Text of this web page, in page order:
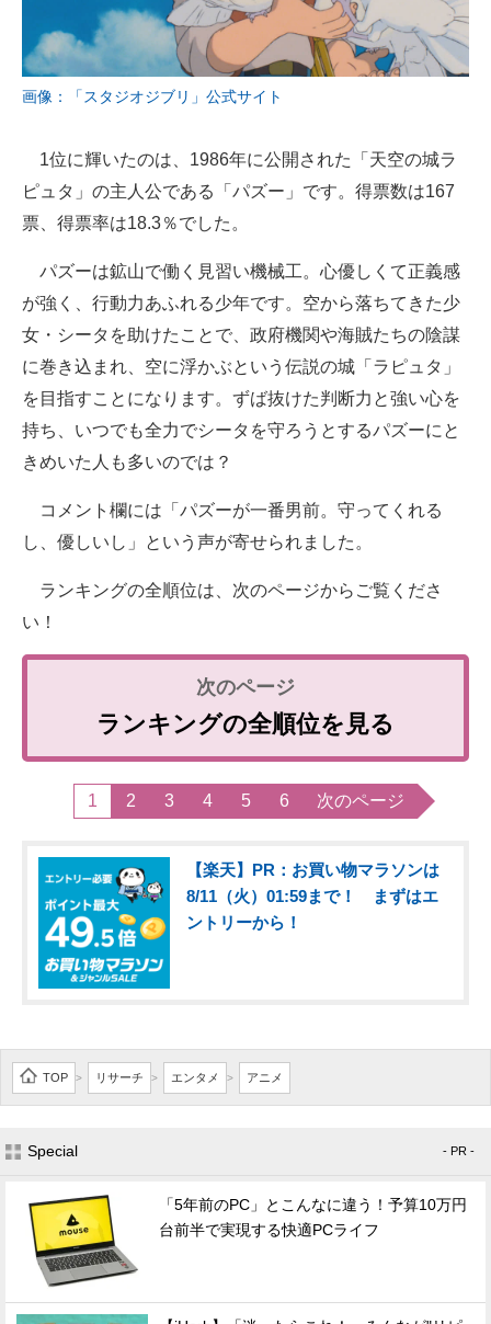
画像：「スタジオジブリ」公式サイト
1位に輝いたのは、1986年に公開された「天空の城ラ
ピュタ」の主人公である「パズー」です。得票数は167
票、得票率は18.3％でした。
パズーは鉱山で働く見習い機械工。心優しくて正義感
が強く、行動力あふれる少年です。空から落ちてきた少
女・シータを助けたことで、政府機関や海賊たちの陰謀
に巻き込まれ、空に浮かぶという伝説の城「ラピュタ」
を目指すことになります。ずば抜けた判断力と強い心を
持ち、いつでも全力でシータを守ろうとするパズーにと
きめいた人も多いのでは？
コメント欄には「パズーが一番男前。守ってくれる
し、優しいし」という声が寄せられました。
ランキングの全順位は、次のページからご覧くださ
い！
ランキングの全順位を見る
1 2 3 4 5 6 次のページ
【楽天】PR：お買い物マラソンは
8/11（火）01:59まで！ まずはエ
ントリーから！
TOP > リサーチ > エンタメ > アニメ
Special - PR -
「5年前のPC」とこんなに違う！予算10万円
台前半で実現する快適PCライフ